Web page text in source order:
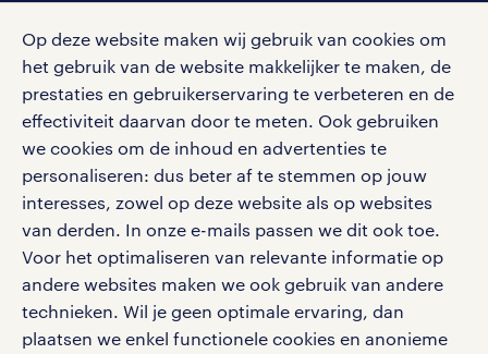
Op deze website maken wij gebruik van cookies om
het gebruik van de website makkelijker te maken, de
prestaties en gebruikerservaring te verbeteren en de
effectiviteit daarvan door te meten. Ook gebruiken
we cookies om de inhoud en advertenties te
personaliseren: dus beter af te stemmen op jouw
interesses, zowel op deze website als op websites
van derden. In onze e-mails passen we dit ook toe.
Voor het optimaliseren van relevante informatie op
andere websites maken we ook gebruik van andere
technieken. Wil je geen optimale ervaring, dan
plaatsen we enkel functionele cookies en anonieme
social media
Volg ons voor de leukste content omtrent
vacatures, solliciteren en inspiratie.
werken bij randstad
gebruikersvoorwaarden
privacystatement